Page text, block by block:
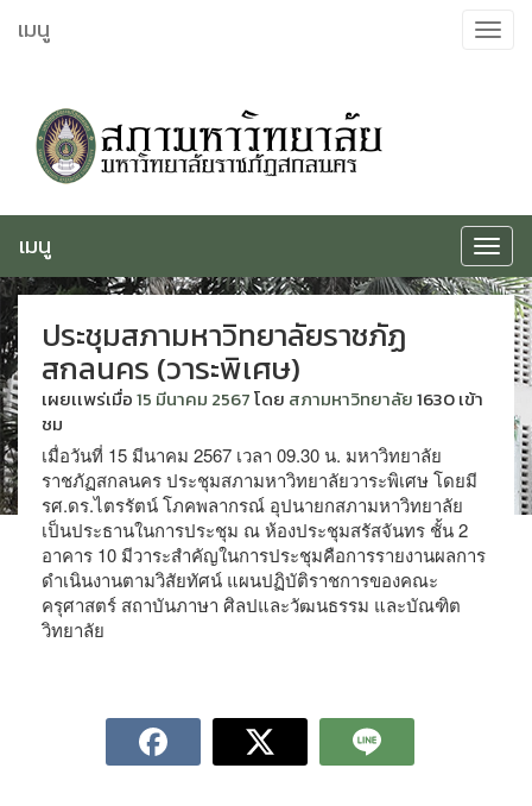
ไป
Toggle
เมนู
Toggle
เมนู
ประชุมสภามหาวิทยาลัยราชภัฏ
สกลนคร (วาระพิเศษ)
เผยเเพร่เมื่อ15 มีนาคม 2567โดย สภามหาวิทยาลัย1630 เข้า
ชม
เมื่อวันที่ 15 มีนาคม 2567 เวลา 09.30 น. มหาวิทยาลัย
ราชภัฏสกลนคร ประชุมสภามหาวิทยาลัยวาระพิเศษ โดยมี
รศ.ดร.ไตรรัตน์ โภคพลากรณ์ อุปนายกสภามหาวิทยาลัย
เป็นประธานในการประชุม ณ ห้องประชุมสรัสจันทร ชั้น 2
อาคาร 10 มีวาระสำคัญในการประชุมคือการรายงานผลการ
ดำเนินงานตามวิสัยทัศน์ แผนปฏิบัติราชการของคณะ
ครุศาสตร์ สถาบันภาษา ศิลปและวัฒนธรรม และบัณฑิต
วิทยาลัย